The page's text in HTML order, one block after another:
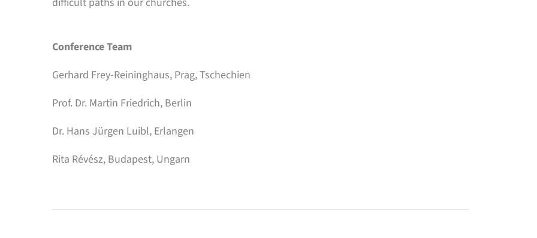
Conference Team
Gerhard Frey-Reininghaus, Prag, Tschechien
Prof. Dr. Martin Friedrich, Berlin
Dr. Hans Jürgen Luibl, Erlangen
Rita Révész, Budapest, Ungarn